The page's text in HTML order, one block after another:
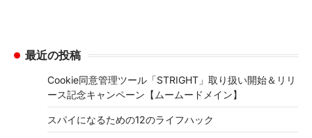
最近の投稿
Cookie同意管理ツール「STRIGHT」取り扱い開始＆リリ
ース記念キャンペーン【ムームードメイン】
スパイになるための12のライフハック